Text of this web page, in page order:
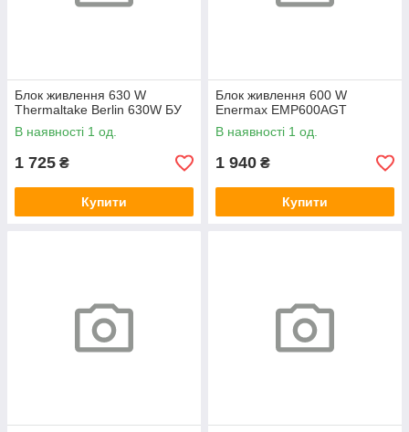
Блок живлення 630 W
Thermaltake Berlin 630W БУ
В наявності 1 од.
1 725 ₴
Купити
Блок живлення 600 W
Enermax EMP600AGT
В наявності 1 од.
1 940 ₴
Купити